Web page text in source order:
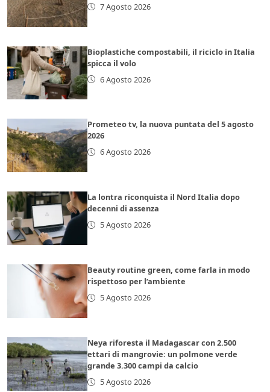
7 Agosto 2026
Bioplastiche compostabili, il riciclo in Italia
spicca il volo
6 Agosto 2026
Prometeo tv, la nuova puntata del 5 agosto
2026
6 Agosto 2026
La lontra riconquista il Nord Italia dopo
decenni di assenza
5 Agosto 2026
Beauty routine green, come farla in modo
rispettoso per l’ambiente
5 Agosto 2026
Neya riforesta il Madagascar con 2.500
ettari di mangrovie: un polmone verde
grande 3.300 campi da calcio
5 Agosto 2026